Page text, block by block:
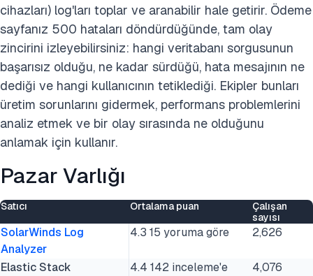
cihazları) log'ları toplar ve aranabilir hale getirir. Ödeme
sayfanız 500 hataları döndürdüğünde, tam olay
zincirini izleyebilirsiniz: hangi veritabanı sorgusunun
başarısız olduğu, ne kadar sürdüğü, hata mesajının ne
dediği ve hangi kullanıcının tetiklediği. Ekipler bunları
üretim sorunlarını gidermek, performans problemlerini
analiz etmek ve bir olay sırasında ne olduğunu
anlamak için kullanır.
Pazar Varlığı
Satıcı Ortalama puan
Çalışan
sayısı
SolarWinds Log
Analyzer
4.3 15 yoruma göre 2,626
Elastic Stack
4.4 142 inceleme'e
4,076